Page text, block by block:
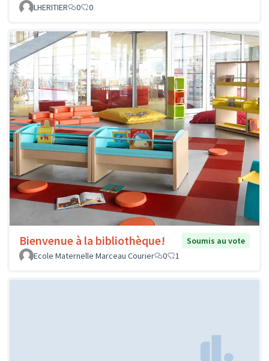
LHERITIER
0 0
Bienvenue à la bibliothèque!
Soumis au vote
Ecole Maternelle Marceau Courier
0 1